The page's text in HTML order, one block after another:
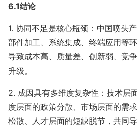
6.1结论
1. 协同不足是核心瓶颈：中国喷头
部件加工、系统集成、终端应用等
导致成本高、质量差、创新弱、竞
升级。
2. 成因具有多维度复杂性：技术层
度层面的政策分散、市场层面的需
松散、人才层面的短缺脱节，共同